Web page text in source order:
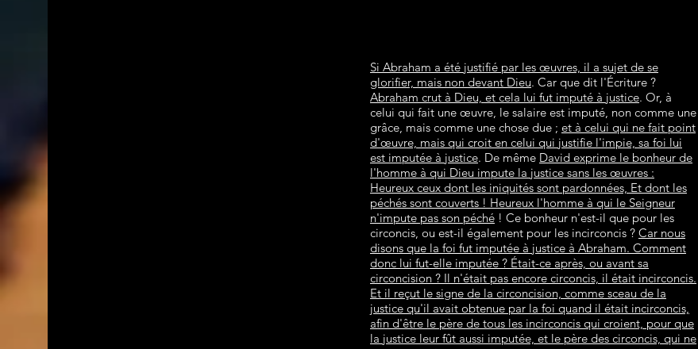
Si Abraham a été justifié par les œuvres, il a sujet de se
glorifier, mais non devant Dieu. Car que dit l'Écriture ?
Abraham crut à Dieu, et cela lui fut imputé à justice. Or, à
celui qui fait une œuvre, le salaire est imputé, non comme une
grâce, mais comme une chose due ; et à celui qui ne fait point
d'œuvre, mais qui croit en celui qui justifie l'impie, sa foi lui
est imputée à justice. De même David exprime le bonheur de
l'homme à qui Dieu impute la justice sans les œuvres :
Heureux ceux dont les iniquités sont pardonnées, Et dont les
péchés sont couverts ! Heureux l'homme à qui le Seigneur
n'impute pas son péché ! Ce bonheur n'est-il que pour les
circoncis, ou est-il également pour les incirconcis ? Car nous
disons que la foi fut imputée à justice à Abraham. Comment
donc lui fut-elle imputée ? Était-ce après, ou avant sa
circoncision ? Il n'était pas encore circoncis, il était incirconcis.
Et il reçut le signe de la circoncision, comme sceau de la
justice qu'il avait obtenue par la foi quand il était incirconcis,
afin d'être le père de tous les incirconcis qui croient, pour que
la justice leur fût aussi imputée, et le père des circoncis, qui ne